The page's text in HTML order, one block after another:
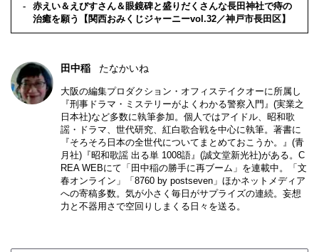
赤えい＆えびすさん＆眼鏡碑と盛りだくさんな長田神社で痔の
治癒を願う【関西おみくじジャーニーvol.32／神戸市長田区】
田中稲 たなかいね
大阪の編集プロダクション・オフィステイクオーに所属し
『刑事ドラマ・ミステリーがよくわかる警察入門』(実業之
日本社)など多数に執筆参加。個人ではアイドル、昭和歌
謡・ドラマ、世代研究、紅白歌合戦を中心に執筆。著書に
『そろそろ日本の全世代についてまとめておこうか。』(青
月社)『昭和歌謡 出る単 1008語』(誠文堂新光社)がある。C
REA WEBにて「田中稲の勝手に再ブーム」を連載中。「文
春オンライン」「8760 by postseven」ほかネットメディア
への寄稿多数。気が小さく毎日がサプライズの連続。妄想
力と不器用さで空回りしまくる日々を送る。